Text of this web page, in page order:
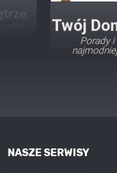
Twój
Porady i
NASZE SERWISY